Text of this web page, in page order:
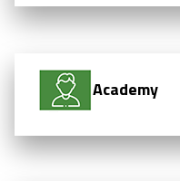
Academy